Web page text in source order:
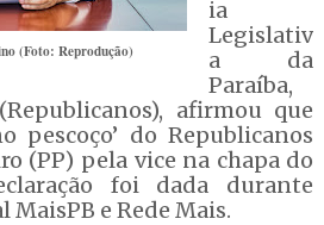
(Foto: Reprodução)
ia
Legislativ
a da
Paraíba,
afirmou que
pescoço’ do Republicanos
(PP) pela vice na chapa do
foi dada durante
e Rede Mais.